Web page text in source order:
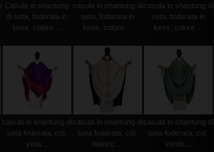
Casula in shantung
di seta, foderata in
lurex, colore ...
casula in shantung di
seta, foderata in
lurex, colore ...
casula in shantung di
seta, foderata in
lurex, colore ...
casula in shantung di
seta foderata, col.
viola...
casula in shantung di
seta foderata, col.
bianco ...
casula in shantung di
seta foderata, col.
verde...